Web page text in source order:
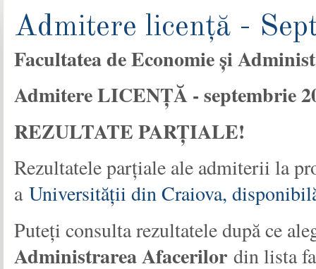
Admitere licență -
Facultatea de Economie şi
Admitere LICENŢĂ - septembrie
REZULTATE PARŢIALE!
Rezultatele parţiale ale admiterii la
a Universităţii din Craiova,
Puteţi consulta rezultatele după ce
Administrarea Afacerilor din lista